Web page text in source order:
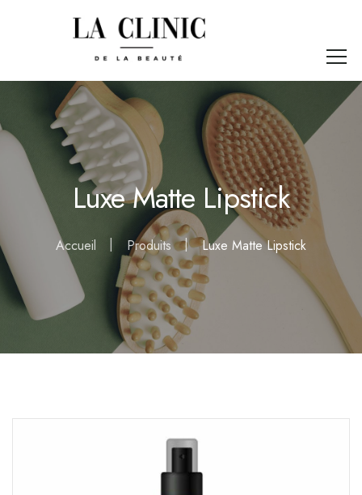
Luxe Matte Lipstick
Accueil Produits Luxe Matte Lipstick